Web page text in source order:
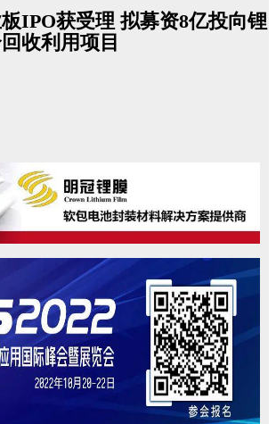
IPO获受理 拟募资8亿投向锂
收利用项目